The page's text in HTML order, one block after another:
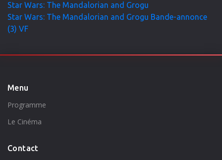
Star Wars: The Mandalorian and Grogu
Star Wars: The Mandalorian and Grogu Bande-annonce
(3) VF
Menu
Programme
Le Cinéma
Contact